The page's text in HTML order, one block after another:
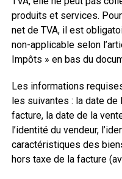
produits et services. Pour
net de TVA, il est
non-applicable selon
Impôts » en bas du
Les informations
les suivantes : la date de
facture, la date de la
l’identité du vendeur,
caractéristiques des
hors taxe de la facture